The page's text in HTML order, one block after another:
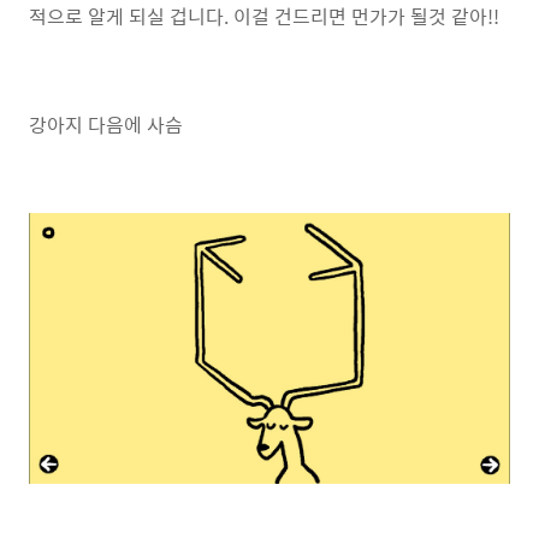
적으로 알게 되실 겁니다. 이걸 건드리면 먼가가 될것 같아!!
강아지 다음에 사슴 ​